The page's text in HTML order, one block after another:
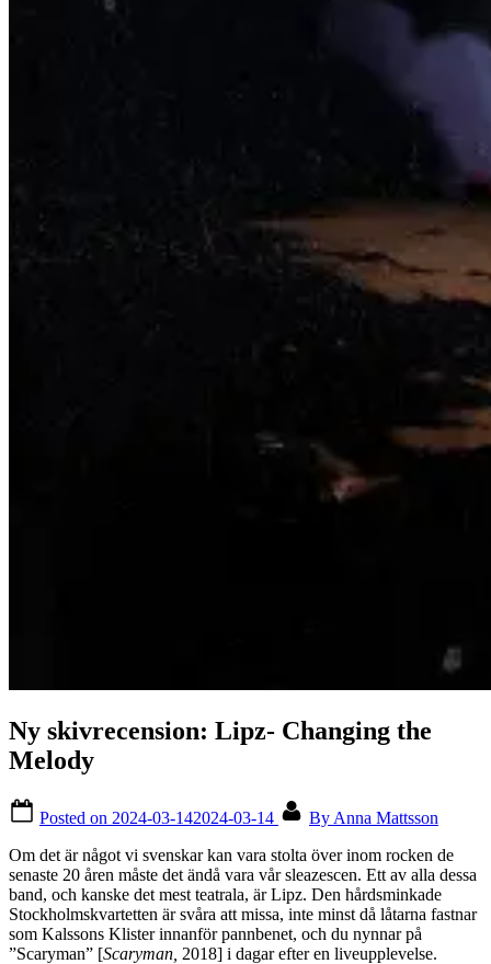
Ny skivrecension: Lipz- Changing the
Melody
Posted on 2024-03-142024-03-14 By Anna Mattsson
Om det är något vi svenskar kan vara stolta över inom rocken de
senaste 20 åren måste det ändå vara vår sleazescen. Ett av alla dessa
band, och kanske det mest teatrala, är Lipz. Den hårdsminkade
Stockholmskvartetten är svåra att missa, inte minst då låtarna fastnar
som Kalssons Klister innanför pannbenet, och du nynnar på
”Scaryman” [Scaryman, 2018] i dagar efter en liveupplevelse.